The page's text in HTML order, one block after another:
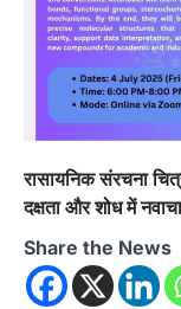
रासायनिक संरचना
दक्षता और शोध में
Share the News